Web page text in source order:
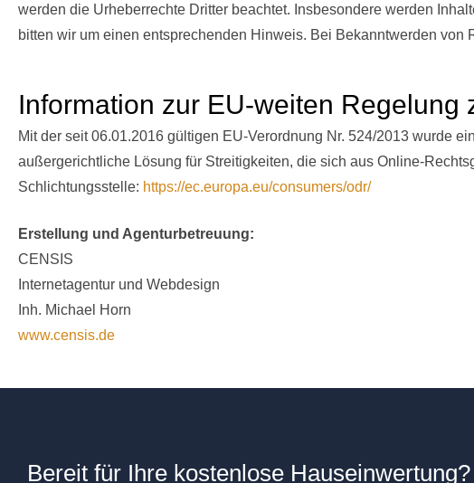
werden die Urheberrechte Dritter beachtet. Insbesondere werden
bitten wir um einen entsprechenden Hinweis. Bei Bekanntwerden
Information zur EU-weiten Regelung
Mit der seit 06.01.2016 gültigen EU-Verordnung Nr. 524/2013 wurde
außergerichtliche Lösung für Streitigkeiten, die sich aus Online-
Schlichtungsstelle: https://ec.europa.eu/consumers/odr/
Erstellung und Agenturbetreuung:
CENSIS
Internetagentur und Webdesign
Inh. Michael Horn
www.censis.de
Bereit für Ihre kostenlose Hauseinwertung?